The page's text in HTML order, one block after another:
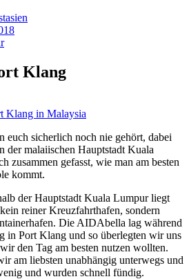
Klang
euch sicherlich noch nie gehört, dabei
der malaiischen Hauptstadt Kuala
zusammen gefasst, wie man am besten
kommt.
der Hauptstadt Kuala Lumpur liegt
reiner Kreuzfahrthafen, sondern
Die AIDAbella lag während
in Port Klang und so überlegten wir uns
den Tag am besten nutzen wollten.
am liebsten unabhängig unterwegs und
und wurden schnell fündig.